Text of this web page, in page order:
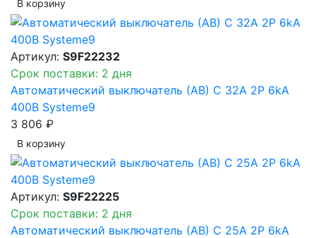
В корзинy
Артикул: S9F22232
Срок поставки: 2 дня
Автоматический выключатель (АВ) C 32A 2P 6kA
400В Systeme9
3 806 ₽
В корзинy
Артикул: S9F22225
Срок поставки: 2 дня
Автоматический выключатель (АВ) C 25A 2P 6kA